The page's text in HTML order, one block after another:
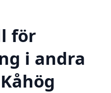
för
i andra